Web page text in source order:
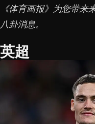
《体育画报》为您带来
八卦消息。
英超